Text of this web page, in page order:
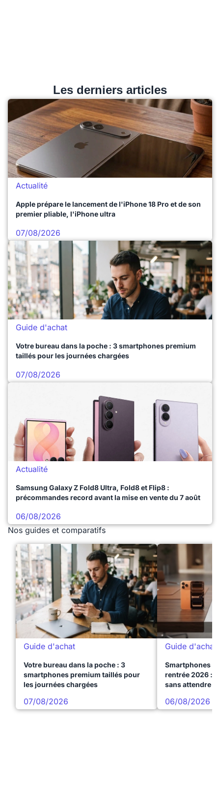
Les derniers articles
Actualité
Apple prépare le lancement de l'iPhone 18 Pro et de son
premier pliable, l'iPhone ultra
07/08/2026
Guide d'achat
Votre bureau dans la poche : 3 smartphones premium
taillés pour les journées chargées
07/08/2026
Actualité
Samsung Galaxy Z Fold8 Ultra, Fold8 et Flip8 :
précommandes record avant la mise en vente du 7 août
06/08/2026
Nos guides et comparatifs
Guide d'achat
Votre bureau dans la poche : 3
smartphones premium taillés pour
les journées chargées
07/08/2026
Guide d'achat
Smartphones
rentrée 2026 :
sans attendre
06/08/2026